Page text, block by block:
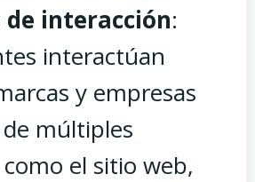
de interacción:
interactúan
y empresas
múltiples
el sitio web,